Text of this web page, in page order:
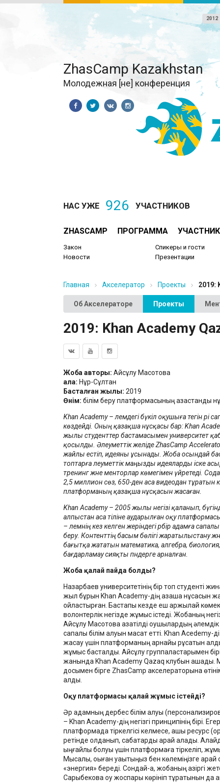
2012
ZhasCamp Kazakhstan
Молодежная [не] конференция
НАС УЖЕ 926 УЧАСТНИКОВ
ZHASCAMP ПРОГРАММА
Закон
Новости
Спикеры и гости
Презентации
Главная Акселератор Проекты 2019:
Об Акселераторе Проекты
2019: Khan Academy
Жоба авторы: Айсұлу Мақсотова
Қала: Нұр-Сұлтан
Басталған жылы: 2019
Өнім: білім беру платформасының қазақстандық
Khan Academy – әлемдегі бүкіл оқушыға тегін әрі
көздейді. Оның қазақша нұсқасы бар: Khan
жылы студенттер бастамасымен университет
қосылды. Әлеуметтік желіде ZhasCamp
жайлы естіп, идеяны ұсынады. Жоба осындай
топтарға әлеуметтік маңызды идеяларды іске
тренинг және менторлар көмегімен үйретеді.
2,5 миллион сөз, 650-ден аса видеодан тұратын
платформаның қазақша нұсқасын жасаған.
Khan Academy – 2005 жылы негізі қаланып,
алпыстан аса тіліне аударылған оқу
– әлемнің кез келген жеріндегі әрбір адамға сапалы
беру. Контенттің басым бөлігі жаратылыстану
бағытқа жататын математика, алгебра,
бағдарламау сияқты пәндерге арналған.
Жоба қалай пайда болды?
Назарбаев университетінің бір топ студенті
жыл бұрын Khan Academy-дің қазақша нұсқасын
ойластырған. Бастапқы кезде еш қаржылай
волонтерлік негізде жұмыс істеді. Жобаның
Айсұлу Мақсотова қазақтілді оқушылардың
сапалы білім алуын мақсат етті. Khan Acedemy-
жасау үшін платформаның арнайы рұқсатын
жұмыс басталды. Айсұлу группаластарымен
жанында Khan Academy Qazaq клубын ашады.
досымен бірге ZhasCamp акселераторына
алды.
Оқу платформасы қалай жұмыс істейді?
Әр адамның дербес білім алуы
– Khan Academy-дің негізгі принципінің бірі.
платформада тіркелгісі келмесе, ашық ресурс
ретінде қолданып, сабақтарды қарай алады.
ыңғайлы болуы үшін платформаға тіркеліп,
Мысалы, оқыған уақытыңыз бен көлеміңізге қарай
«энергия» береді. Сондай-ақ, жобаның қазіргі
Сарыбекова оқу жоспары көрініп тұратынын да